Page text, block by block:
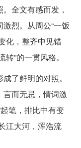
全文有感而发，
烈。从周公“一饭
化，整齐中见错
”的一贯风格。
了鲜明的对照。
而无忌，情词激
笔，排比中有变
江大河，浑浩流